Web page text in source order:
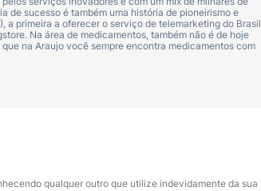
de sucesso é também uma história de pioneirismo e
a primeira a oferecer o serviço de telemarketing do Brasil
Na área de medicamentos, também não é de hoje
na Araujo você sempre encontra medicamentos com
qualquer outro que utilize indevidamente da sua